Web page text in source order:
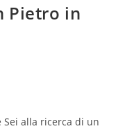
Pietro in
Sei alla ricerca di un